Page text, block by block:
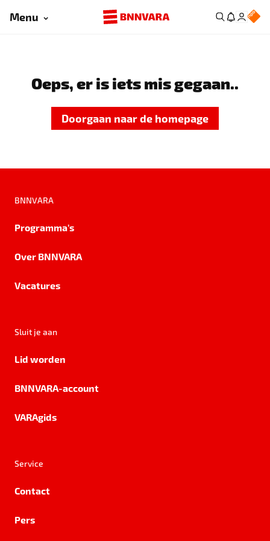
Menu
Oeps, er is iets mis gegaan..
Doorgaan naar de homepage
BNNVARA
Programma's
Over BNNVARA
Vacatures
Sluit je aan
Lid worden
BNNVARA-account
VARAgids
Service
Contact
Pers